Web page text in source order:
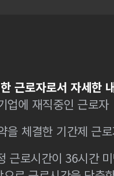
근로자로서 자세한
업에 재직중인 근로자
을 체결한 기간제 근
근로시간이 36시간